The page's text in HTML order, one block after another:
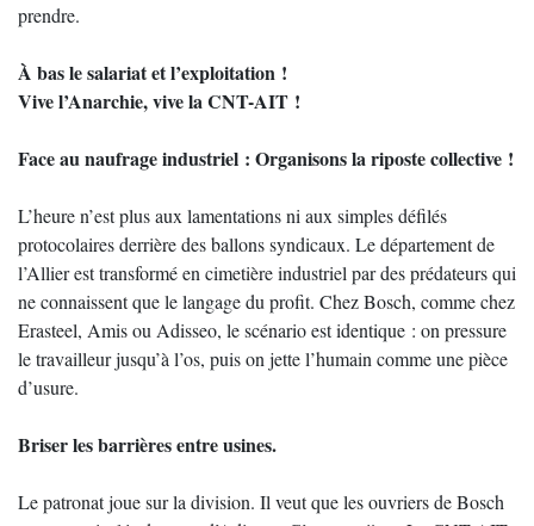
prendre.
À bas le salariat et l’exploitation !
Vive l’Anarchie, vive la CNT-AIT !
Face au naufrage industriel : Organisons la riposte collective !
L’heure n’est plus aux lamentations ni aux simples défilés
protocolaires derrière des ballons syndicaux. Le département de
l’Allier est transformé en cimetière industriel par des prédateurs qui
ne connaissent que le langage du profit. Chez Bosch, comme chez
Erasteel, Amis ou Adisseo, le scénario est identique : on pressure
le travailleur jusqu’à l’os, puis on jette l’humain comme une pièce
d’usure.
Briser les barrières entre usines.
Le patronat joue sur la division. Il veut que les ouvriers de Bosch